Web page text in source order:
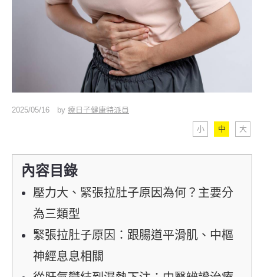
2025/05/16 by 療日子健康特派員
小 中 大
內容目錄
壓力大、緊張拉肚子原因為何？主要分
為三類型
緊張拉肚子原因：跟腸道平滑肌、中樞
神經息息相關